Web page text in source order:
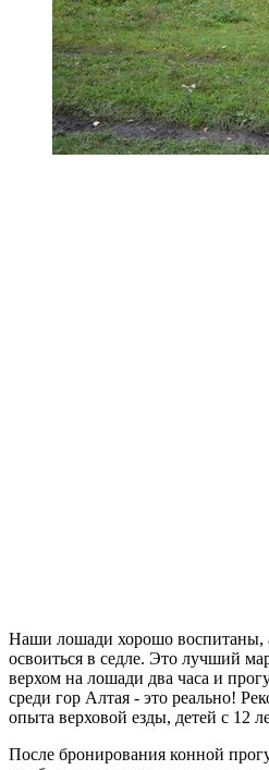
Наши лошади хорошо воспитаны,
освоиться в седле. Это лучший
верхом на лошади два часа и
среди гор Алтая - это реально!
опыта верховой езды, детей с 12
После бронирования конной